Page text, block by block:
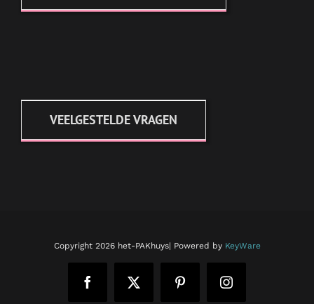
VEELGESTELDE VRAGEN
Copyright 2026 het-PAKhuys| Powered by KeyWare
FacebookX PinterestInstagram